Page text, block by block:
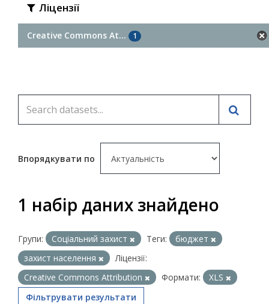
Ліцензії
Creative Commons At... 1
Впорядкувати по
1 набір даних знайдено
Групи: Соціальний захист Теги:
бюджет
захист населення
Ліцензії:
Creative Commons Attribution
Формати:
XLS
Фільтрувати результати